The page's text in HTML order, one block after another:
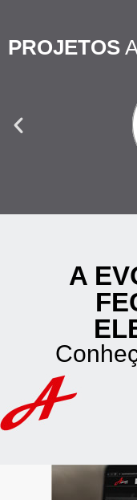
PROJETOS
A